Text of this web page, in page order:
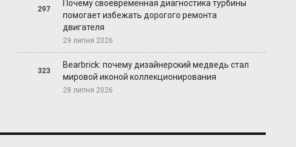
297
Почему своевременная диагностика турбины
помогает избежать дорогого ремонта
двигателя
29 липня 2026
323
Bearbrick: почему дизайнерский медведь стал
мировой иконой коллекционирования
28 липня 2026